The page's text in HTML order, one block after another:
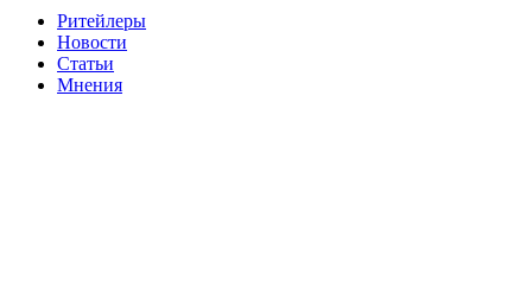
Ритейлеры
Новости
Статьи
Мнения